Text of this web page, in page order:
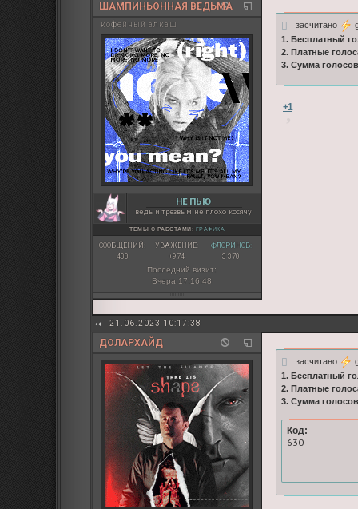
ШАМПИНЬОННАЯ ВЕДЬМА
кофейный алкаш
НЕ ПЬЮ
ведь и трезвым не плохо косячу
ТЕМЫ С РАБОТАМИ: ГРАФИКА
СООБЩЕНИЙ:
438
УВАЖЕНИЕ:
+974
ФЛОРИНОВ:
3 370
Последний визит:
Вчера 17:16:48
засчитано
1. Бесплатный
2. Платные
3. Сумма
+1
21.06.2023 10:17:38
ДОЛАРХАЙД
засчитано
1. Бесплатный
2. Платные
3. Сумма
Код:
630